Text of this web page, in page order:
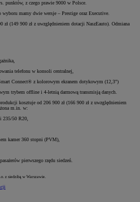
punktów, z czego prawie 9000 w Polsce.
mamy dwie wersje – Prestige oraz Executive.
zł (149 900 zł z uwzględnieniem dotacji NaszEauto). Odmiana
telefonu w konsoli centralnej,
Connect® z kolorowym ekranem dotykowym (12,3")
trybem offline i 4-letnią darmową transmisją danych.
kosztuje od 206 900 zł (166 900 zł z uwzględnieniem
m.in. w:
235/50 R20,
kamer 360 stopni (PVM),
pierwszego rzędu siedzeń.
z siedzibą w Warszawie.